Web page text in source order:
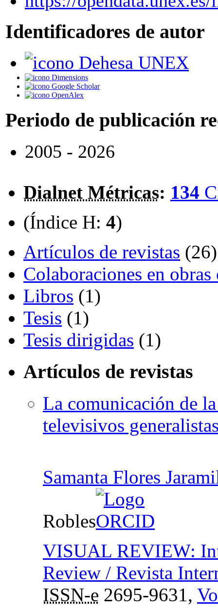
Identificadores de autor
Dehesa UNEX
Dimensions
Google Scholar
OpenAlex
Periodo de publicación
2005 - 2026
Dialnet Métricas: 134
(Índice H: 4)
Artículos de revistas (26)
Colaboraciones en
Libros (1)
Tesis (1)
Tesis dirigidas (1)
Artículos de revistas
La comunicación de
televisivos
Samanta Flores
Robles
VISUAL REVIEW:
Review / Revista
ISSN-e 2695-9631,